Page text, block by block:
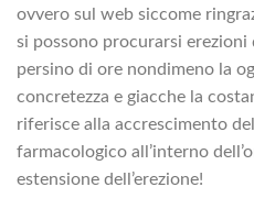
ovvero sul web siccome
si possono procurarsi
persino di ore nondimeno la
concretezza e giacche la
riferisce alla accrescimento
farmacologico all’interno
estensione dell’erezione!